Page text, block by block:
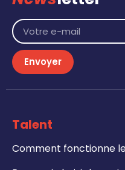
Envoyer
Talent
Comment fonctionne